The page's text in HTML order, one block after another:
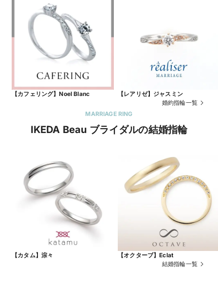
【カフェリング】Noel Blanc
【レアリゼ】ジャスミン
婚約指輪一覧
MARRIAGE RING
IKEDA Beau ブライダルの結婚指輪
【カタム】淙々
【オクターブ】Eclat
結婚指輪一覧